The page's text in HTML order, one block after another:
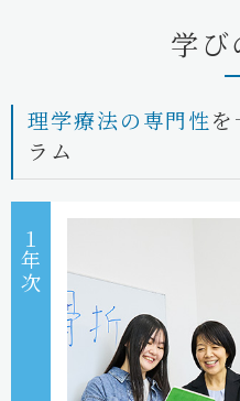
学び
理学療法の専門性
ラム
１年次